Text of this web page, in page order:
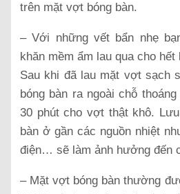
trên mặt vợt bóng bàn.
– Với những vết bẩn nhẹ
khăn mềm ẩm lau qua cho hết
Sau khi đã lau mặt vợt sạch
bóng bàn ra ngoài chỗ
30 phút cho vợt thật khô.
bàn ở gần các nguồn nhiệt
điện… sẽ làm ảnh hưởng đến
– Mặt vợt bóng bàn thường